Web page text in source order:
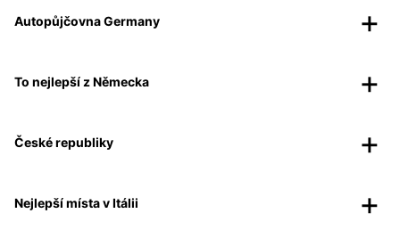
Autopůjčovna Germany
To nejlepší z Německa
České republiky
Nejlepší místa v Itálii